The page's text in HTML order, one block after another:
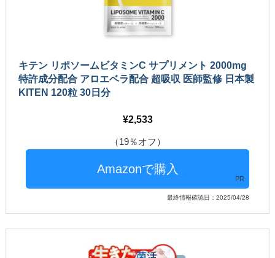
キテン リポソームビタミンC サプリメント 2000mg
特許成分配合 アロエベラ配合 超吸収 医師監修 日本製
KITEN 120粒 30日分
2,533
（19％オフ）
PR
最終情報確認日：2025/04/28